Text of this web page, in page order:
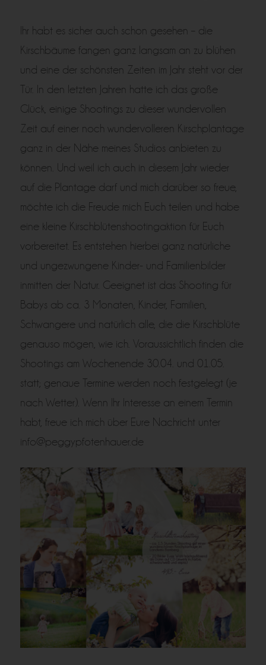
Ihr habt es sicher auch schon gesehen – die
Kirschbäume fangen ganz langsam an zu blühen
und eine der schönsten Zeiten im Jahr steht vor der
Tür. In den letzten Jahren hatte ich das große
Glück, einige Shootings zu dieser wundervollen
Zeit auf einer noch wundervolleren Kirschplantage
ganz in der Nähe meines Studios anbieten zu
können. Und weil ich auch in diesem Jahr wieder
auf die Plantage darf und mich darüber so freue,
möchte ich die Freude mich Euch teilen und habe
eine k leine Kirschblütenshootingaktion für Euch
vorbereitet. Es entstehen hierbei ganz natürliche
und ungezwungene Kinder- und Familienbilder
inmitten der Natur. Geeignet ist das Shooting für
Babys ab ca. 3 Monaten, Kinder, Familien,
Schwangere und natürlich alle, die die Kirschblüte
genauso mögen, wie ich. Voraussichtlich finden die
Shootings am Wochenende 30.04. und 01.05.
statt; genaue Termine werden noch festgelegt (je
nach Wetter). Wenn Ihr Interesse an einem Termin
habt, freue ich mich über Eure Nachricht unter
info@peggypfotenhauer.de